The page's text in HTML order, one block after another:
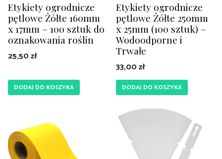
Etykiety ogrodnicze
pętlowe Żółte 160mm
x 17mm – 100 sztuk do
oznakowania roślin
25,50zł
DODAJ DO KOSZYKA
Etykiety ogrodnicze
pętlowe Żółte 250mm
x 25mm (100 sztuk) –
Wodoodporne i
Trwałe
33,00zł
DODAJ DO KOSZYKA